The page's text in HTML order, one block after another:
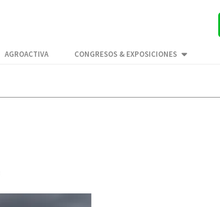
AGROACTIVA CONGRESOS & EXPOSICIONES